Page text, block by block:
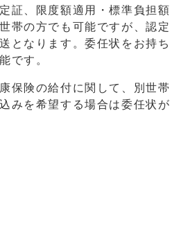
証、限度額適用・標準負担額
帯の方でも可能ですが、認定
となります。委任状をお持ち
です。
保険の給付に関して、別世帯
みを希望する場合は委任状が